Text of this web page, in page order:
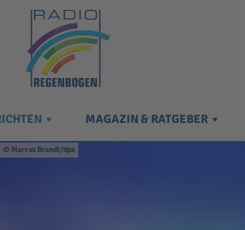
MAGAZIN & RATGEBER
Marcus Brandt/dpa